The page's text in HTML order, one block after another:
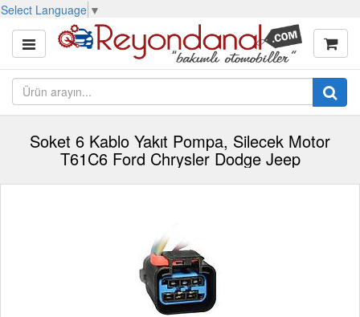
Select Language ▼
Soket 6 Kablo Yakıt Pompa, Silecek Motor
T61C6 Ford Chrysler Dodge Jeep